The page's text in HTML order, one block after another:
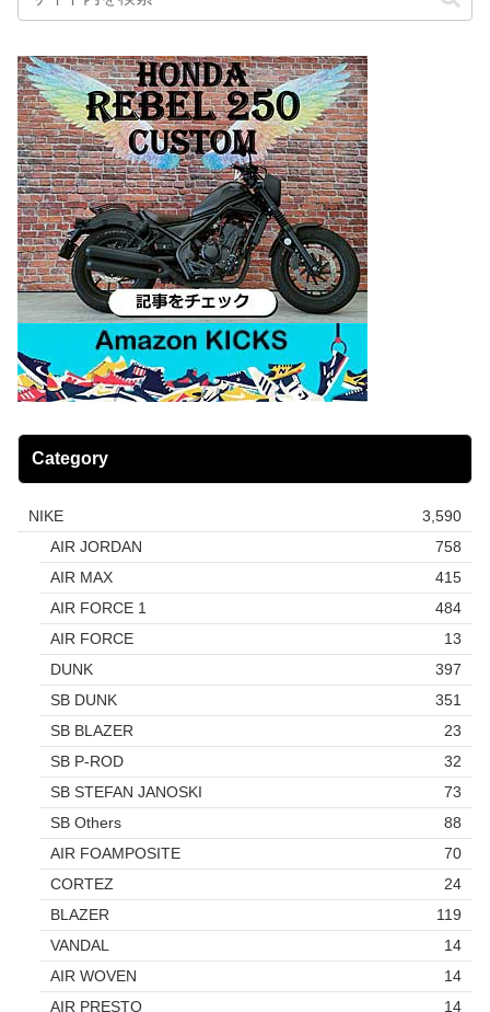
Category
NIKE
3,590
AIR JORDAN
758
AIR MAX
415
AIR FORCE 1
484
AIR FORCE
13
DUNK
397
SB DUNK
351
SB BLAZER
23
SB P-ROD
32
SB STEFAN JANOSKI
73
SB Others
88
AIR FOAMPOSITE
70
CORTEZ
24
BLAZER
119
VANDAL
14
AIR WOVEN
14
AIR PRESTO
14